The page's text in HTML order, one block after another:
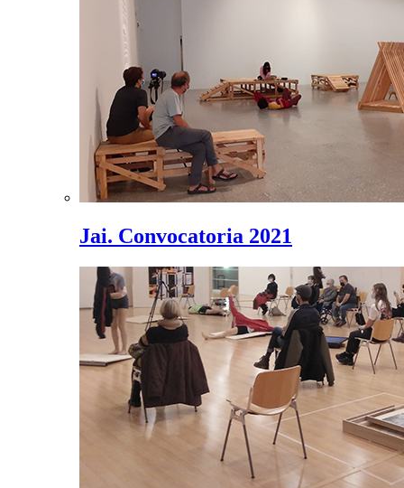
Jai. Convocatoria 2021